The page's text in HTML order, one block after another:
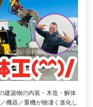
建築物の内装・木造・解体
機器／重機が物凄く進化し